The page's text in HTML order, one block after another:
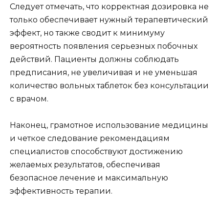
Следует отмечать, что корректная дозировка не
только обеспечивает нужный терапевтический
эффект, но также сводит к минимуму
вероятность появления серьезных побочных
действий. Пациенты должны соблюдать
предписания, не увеличивая и не уменьшая
количество вольных таблеток без консультации
с врачом.
Наконец, грамотное использование медицины
и четкое следование рекомендациям
специалистов способствуют достижению
желаемых результатов, обеспечивая
безопасное лечение и максимальную
эффективность терапии.